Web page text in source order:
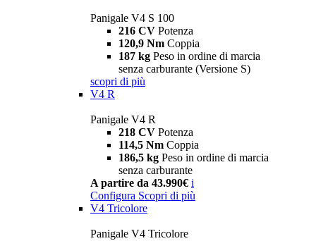
Panigale V4 S 100
216 CV Potenza
120,9 Nm Coppia
187 kg Peso in ordine di marcia
senza carburante (Versione S)
scopri di più
V4 R
Panigale V4 R
218 CV Potenza
114,5 Nm Coppia
186,5 kg Peso in ordine di marcia
senza carburante
A partire da 43.990€ i
Configura Scopri di più
V4 Tricolore
Panigale V4 Tricolore